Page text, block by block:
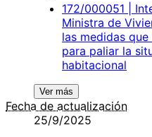
172/000051 |
Ministra de
las medidas
para paliar la
habitacional
Ver más
Fecha de actualización
25/9/2025